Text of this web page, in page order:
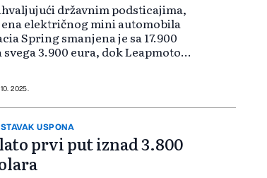
državnim podsticajima,
električnog mini automobila
Spring smanjena je sa 17.900
svega 3.900 eura, dok Leapmotor
Oba automobila, koja...
2025.
USPONA
prvi put iznad 3.800